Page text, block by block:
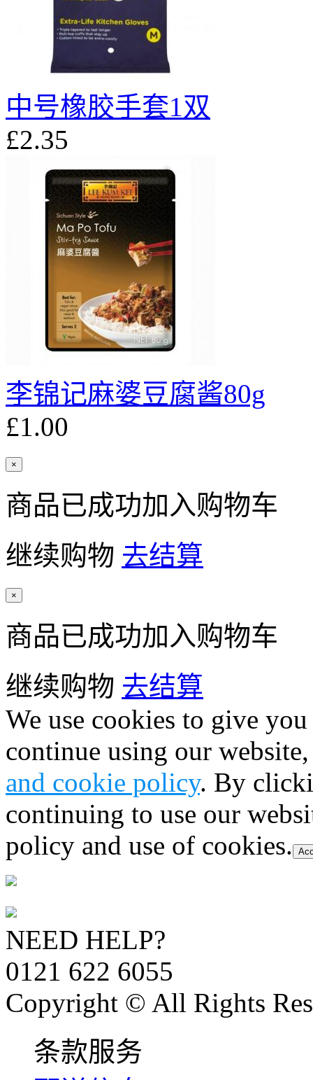
中号橡胶手套1双
£2.35
李锦记麻婆豆腐酱80g
£1.00
×
商品已成功加入购物车
继续购物 去结算
×
商品已成功加入购物车
继续购物 去结算
We use cookies to give
continue using our
and cookie policy. By
continuing to use our
policy and use of cookies.
NEED HELP?
0121 622 6055
Copyright © All Rights
条款服务